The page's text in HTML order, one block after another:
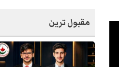
مقبول ترین